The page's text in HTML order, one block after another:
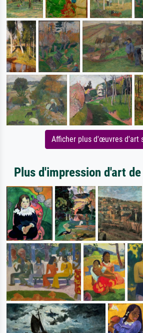
Afficher plus d'œuvres d'art
Plus d'impression d'art